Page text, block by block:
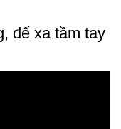
để xa tầm tay